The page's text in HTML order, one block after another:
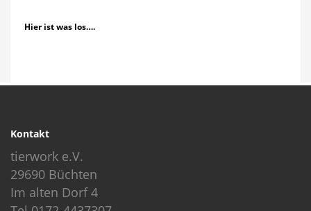
Hier ist was los….
Kontakt
tierwork e.V.
29690 Büchten
Im alten Dorf 4